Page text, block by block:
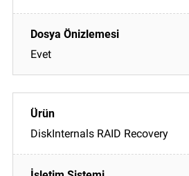
Evet
DiskInternals RAID Recovery